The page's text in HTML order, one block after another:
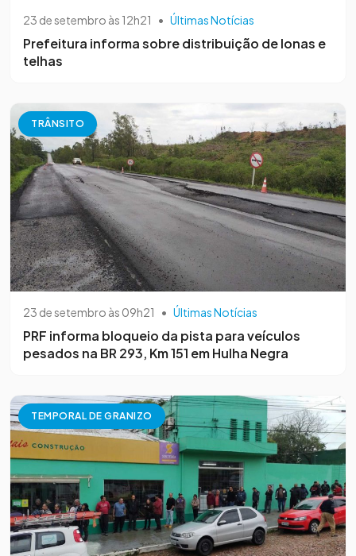
23 de setembro às 12h21 • Últimas Notícias
Prefeitura informa sobre distribuição de lonas e
telhas
TRÂNSITO
23 de setembro às 09h21 • Últimas Notícias
PRF informa bloqueio da pista para veículos
pesados na BR 293, Km 151 em Hulha Negra
TEMPORAL DE GRANIZO